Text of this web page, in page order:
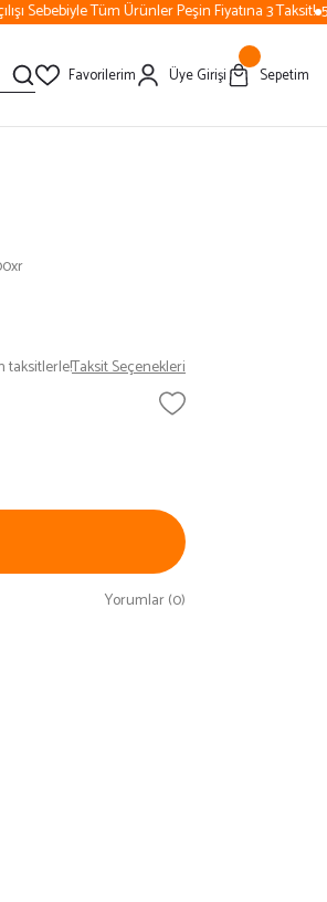
Sebebiyle Tüm Ürünler Peşin Fiyatına 3 Taksit!
Favorilerim Üye Girişi Sepetim
Yorumlar (0)
taksitlerle!Taksit Seçenekleri